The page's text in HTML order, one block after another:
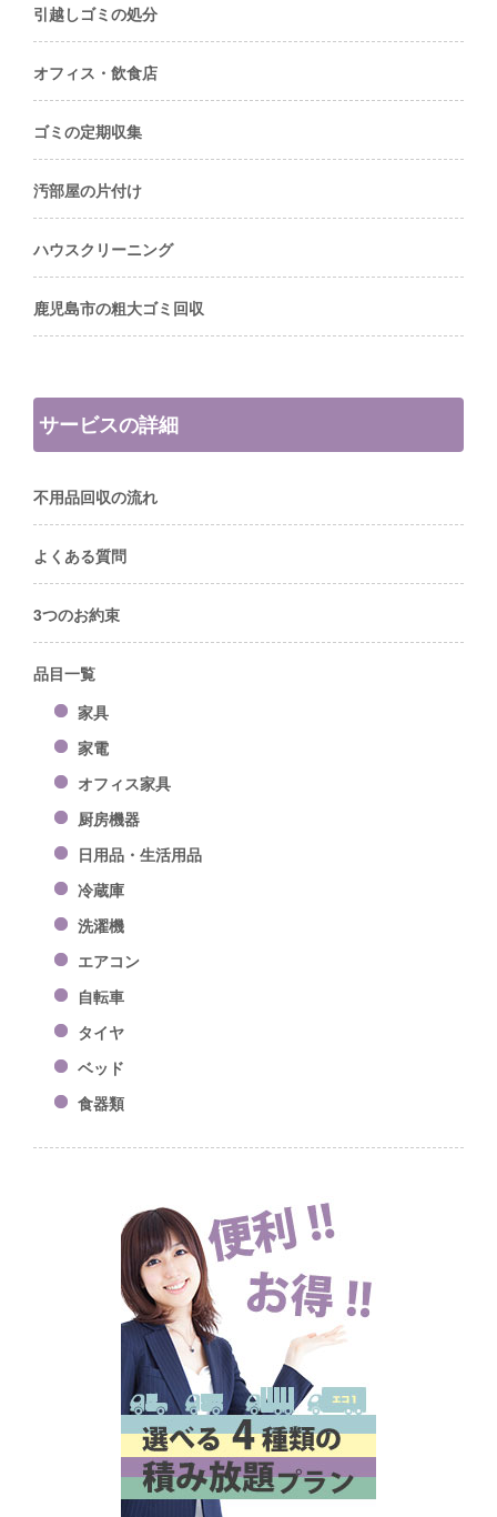
引越しゴミの処分
オフィス・飲食店
ゴミの定期収集
汚部屋の片付け
ハウスクリーニング
鹿児島市の粗大ゴミ回収
サービスの詳細
不用品回収の流れ
よくある質問
3つのお約束
品目一覧
家具
家電
オフィス家具
厨房機器
日用品・生活用品
冷蔵庫
洗濯機
エアコン
自転車
タイヤ
ベッド
食器類